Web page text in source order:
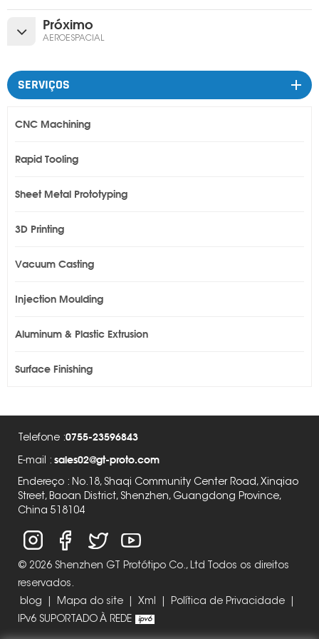
Próximo
AEROESPACIAL
SERVIÇOS
CNC Machining
Rapid Tooling
Sheet Metal Prototyping
3D Printing
Vacuum Casting
Injection Moulding
Aluminum & Plastic Extrusion
Surface Finishing
Telefone :0755-23596843
E-mail : sales02@gt-proto.com
Endereço : No.18, Shaqi Community Center Road, Xinqiao
Street, Baoan District, Shenzhen, Guangdong Province,
China 518104
© 2026 Shenzhen GT Protótipo Co., Ltd Todos os direitos
reservados.
blog
Mapa do site Xml Política de Privacidade
IPv6 SUPORTADO À REDE